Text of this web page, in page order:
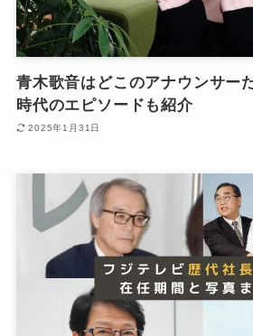
青木歌音はどこのアナウンサー
時代のエピソードも紹介
2025年1月31日